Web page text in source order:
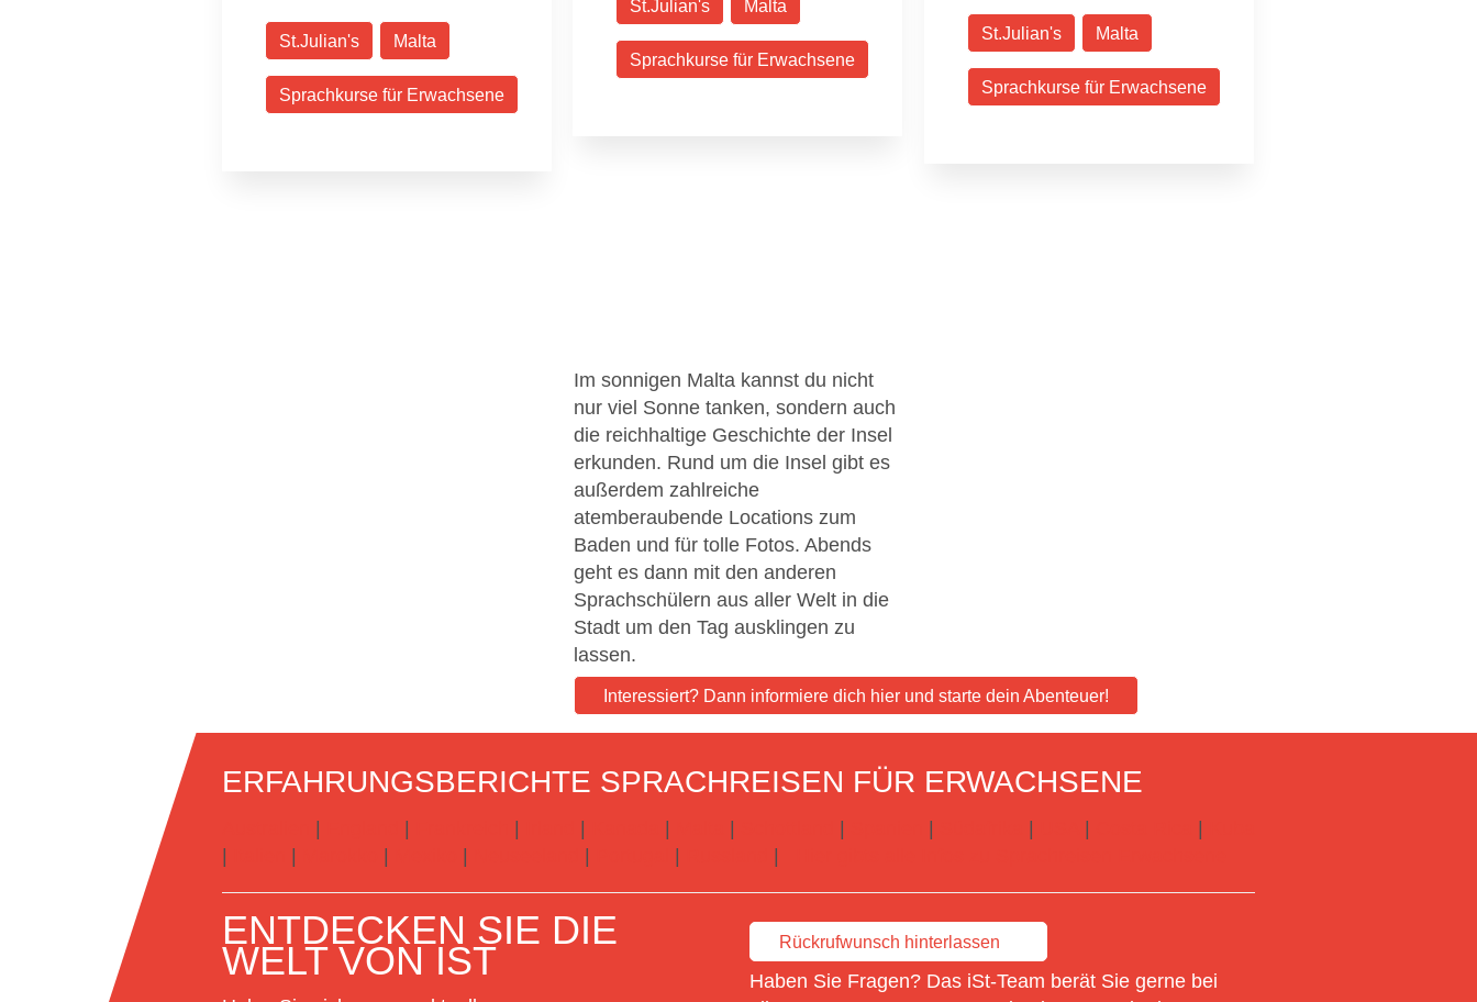
St.Julian's Malta
Sprachkurse für Erwachsene
St.Julian's Malta
Sprachkurse für Erwachsene
St.Julian's Malta
Sprachkurse für Erwachsene
Im sonnigen Malta kannst du nicht
nur viel Sonne tanken, sondern auch
die reichhaltige Geschichte der Insel
erkunden. Rund um die Insel gibt es
außerdem zahlreiche
atemberaubende Locations zum
Baden und für tolle Fotos. Abends
geht es dann mit den anderen
Sprachschülern aus aller Welt in die
Stadt um den Tag ausklingen zu
lassen.
Interessiert? Dann informiere dich hier und starte dein Abenteuer!
ERFAHRUNGSBERICHTE SPRACHREISEN FÜR ERWACHSENE
ENTDECKEN SIE DIE
WELT VON IST Rückrufwunsch hinterlassen
Haben Sie Fragen? Das iSt-Team berät Sie gerne bei